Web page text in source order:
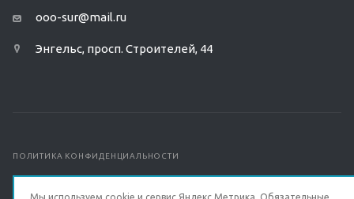
ooo-sur@mail.ru
Энгельс, просп. Строителей, 44
ПОЛИТИКА КОНФИДЕНЦИАЛЬНОСТИ
© 2026 Все права защищены.